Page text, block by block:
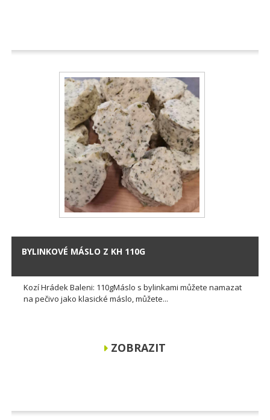
BYLINKOVÉ MÁSLO Z KH 110G
Kozí Hrádek Baleni: 110gMáslo s bylinkami můžete namazat
na pečivo jako klasické máslo, můžete...
ZOBRAZIT